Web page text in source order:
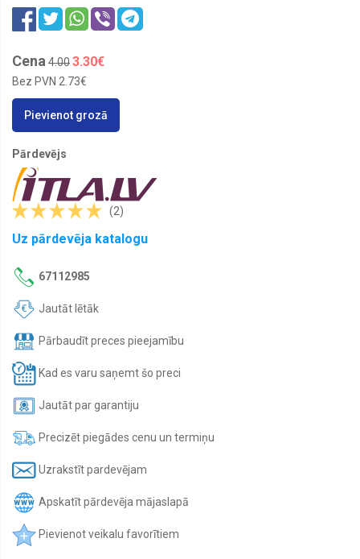
līdz
50%
zeķes
un
zeķubikses
Avicenum
Kosmētikas
somiņas
REED
La
femme
elegante
dāvanas
dzīvniekiem
Zoosept
Līdzekļi
pret
odiem
un
ērcēm
ANTI-
GNUS
Medicīniskās
jostas,
ortozes
un
bandāžas
Medicīniskās
zeķes
forA,
DiaFit,
Pation
Cena4.003.30€
Bez PVN 2.73€
Pievienot grozā
Pārdevējs
(2)
Uz pārdevēja katalogu
67112985
Jautāt lētāk
Pārbaudīt preces pieejamību
Kad es varu saņemt šo preci
Jautāt par garantiju
Precizēt piegādes cenu un termiņu
Uzrakstīt pardevējam
Apskatīt pārdevēja mājaslapā
Pievienot veikalu favorītiem